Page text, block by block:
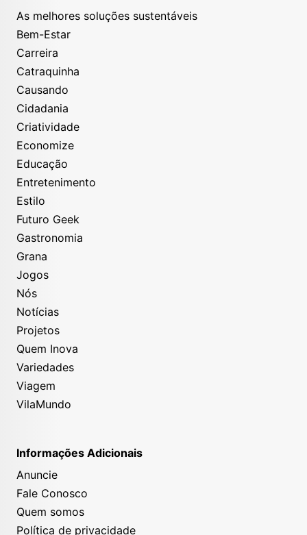
As melhores soluções sustentáveis
Bem-Estar
Carreira
Catraquinha
Causando
Cidadania
Criatividade
Economize
Educação
Entretenimento
Estilo
Futuro Geek
Gastronomia
Grana
Jogos
Nós
Notícias
Projetos
Quem Inova
Variedades
Viagem
VilaMundo
Informações Adicionais
Anuncie
Fale Conosco
Quem somos
Política de privacidade